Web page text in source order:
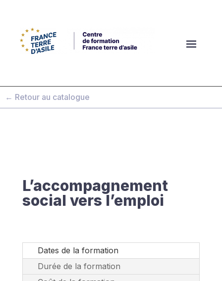
← Retour au catalogue
L’accompagnement
social vers l’emploi
Dates de la formation
Durée de la formation